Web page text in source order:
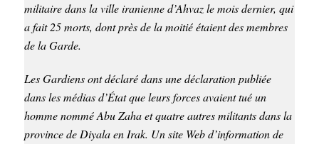
militaire dans la ville iranienne d’Ahvaz le mois dernier, qui
a fait 25 morts, dont près de la moitié étaient des membres
de la Garde.
Les Gardiens ont déclaré dans une déclaration publiée
dans les médias d’État que leurs forces avaient tué un
homme nommé Abu Zaha et quatre autres militants dans la
province de Diyala en Irak. Un site Web d’information de